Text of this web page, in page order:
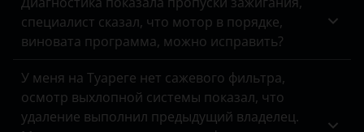
Great Wall
Hawtai
Honda
специалист сказал, что мотор в порядке,
виновата программа, можно исправить?
У меня на Туареге нет сажевого фильтра,
осмотр выхлопной системы показал, что
удаление выполнил предыдущий владелец.